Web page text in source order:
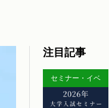
注目記事
セミナー・イベ
ント